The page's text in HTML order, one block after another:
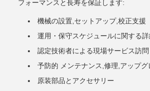
フォーマンスと長寿を保証します:
機械の設置,セットアップ,校正支援
運用・保守スケジュールに関する
認定技術者による現場サービス訪問
予防的 メンテナンス,修理,アップグ
原装部品とアクセサリー